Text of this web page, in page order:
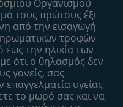
μου
Εγγραφή
Οργανισμού
τους πρώτους έξι
από την εισαγωγή
τροφών
έως την ηλικία των
ότι ο θηλασμός δεν
γονείς, σας
υγείας
το μωρό σας και να